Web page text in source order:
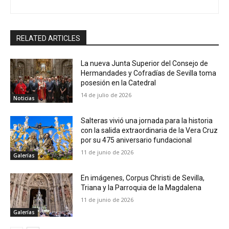
RELATED ARTICLES
Noticias
La nueva Junta Superior del Consejo de
Hermandades y Cofradías de Sevilla toma
posesión en la Catedral
14 de julio de 2026
Galerías
Salteras vivió una jornada para la historia
con la salida extraordinaria de la Vera Cruz
por su 475 aniversario fundacional
11 de junio de 2026
Galerías
En imágenes, Corpus Christi de Sevilla,
Triana y la Parroquia de la Magdalena
11 de junio de 2026